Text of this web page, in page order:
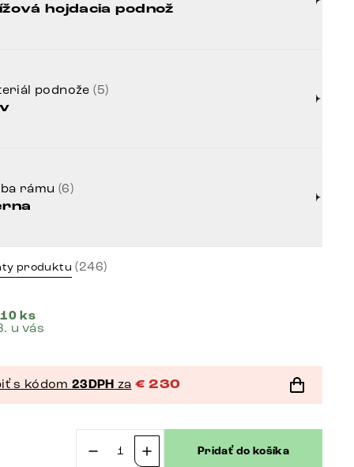
hojdacia podnož
podnože(5)
rámu (6)
produktu (246)
ks
u vás
s kódom 23DPH za € 230
množstvo
Pridať do košíka